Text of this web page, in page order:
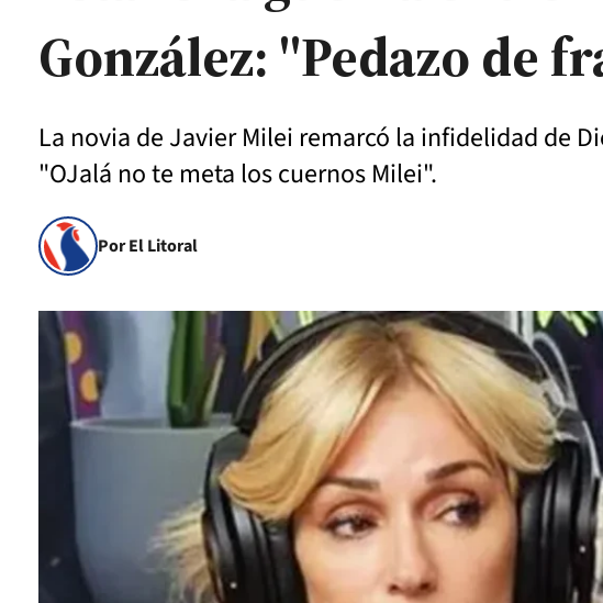
González: "Pedazo de
La novia de Javier Milei remarcó la infidelidad de
"OJalá no te meta los cuernos Milei".
Por El Litoral